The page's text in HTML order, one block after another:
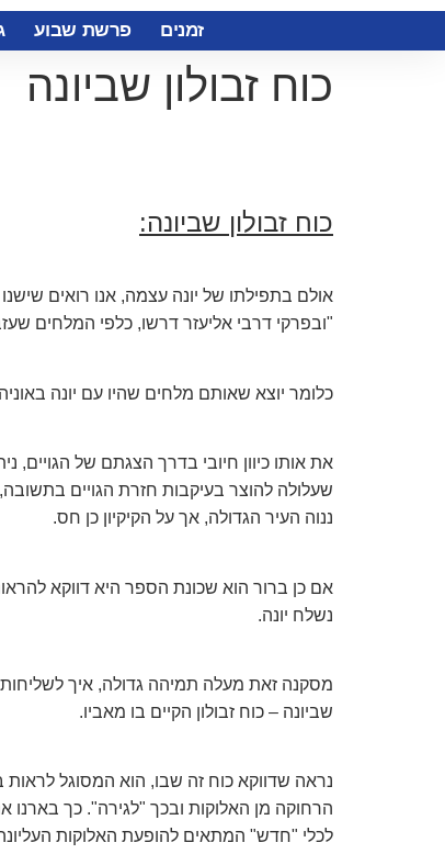
זמנים פרשת שבוע
כוח זבולון שביונה
כוח זבולון שביונה:
אולם בתפילתו של יונה עצמה, אנו רואים
"ובפרקי דרבי אליעזר דרשו, כלפי המלחים
כלומר יוצא שאותם מלחים שהיו עם יונה
את אותו כיוון חיובי בדרך הצגתם של
שעלולה להוצר בעיקבות חזרת הגויים
ננוה העיר הגדולה, אך על הקיקיון כן חס.
אם כן ברור הוא שכונת הספר היא דווקא
נשלח יונה.
מסקנה זאת מעלה תמיהה גדולה, איך
שביונה – כוח זבולון הקיים בו מאביו.
נראה שדווקא כוח זה שבו, הוא המסוגל
הרחוקה מן האלוקות ובכך "לגירה". כך
לכלי "חדש" המתאים להופעת האלוקות